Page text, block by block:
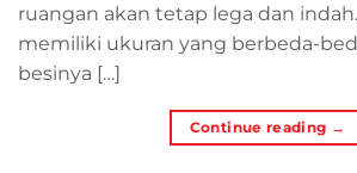
ruangan akan tetap lega dan
memiliki ukuran yang berbeda-
besinya […]
Continue reading →